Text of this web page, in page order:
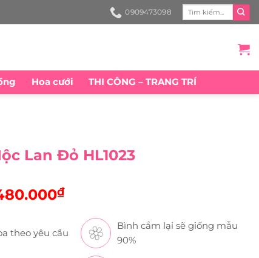
0909473098
for:
Hoa cưới THI CÔNG – TRANG TRÍ
Lan Đỏ HL1023
₫Current
is:
1.480.000₫.
theo yêu cầu
Bình cắm lại sẽ giống mẫu
90%